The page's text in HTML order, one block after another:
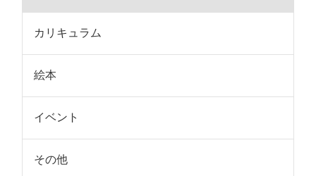
カリキュラム
絵本
イベント
その他